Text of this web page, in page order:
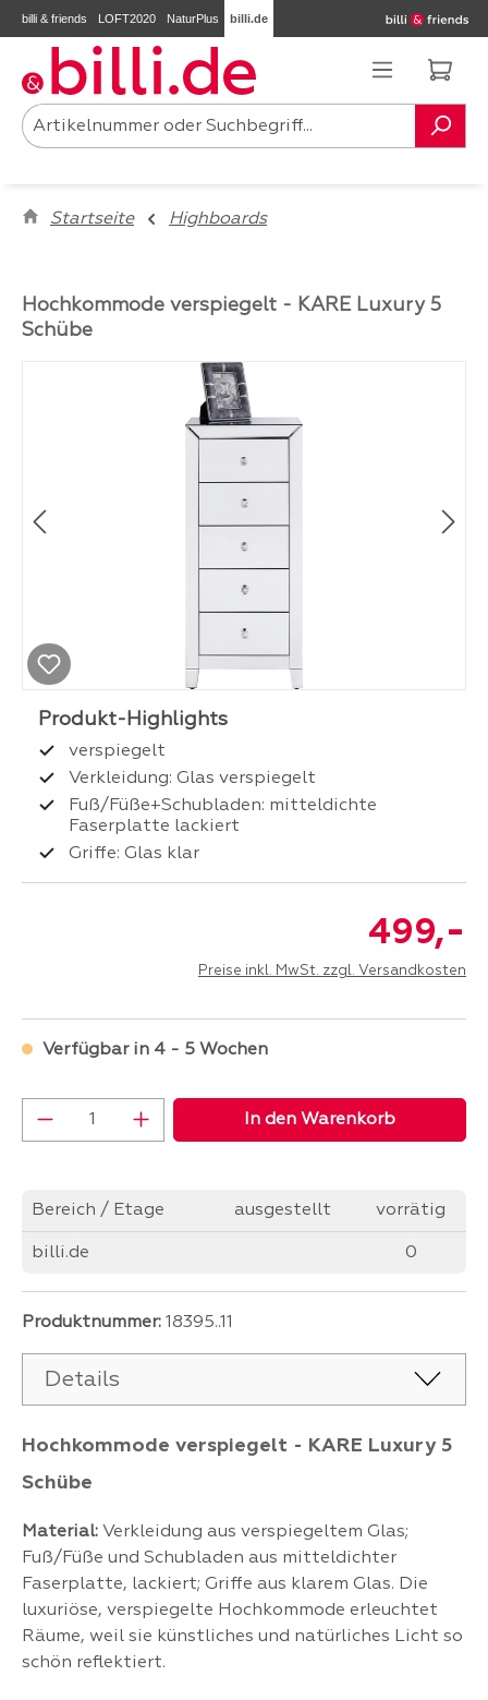
Zum Hauptinhalt springen
billi & friends LOFT2020 NaturPlus billi.de
Startseite Highboards
Bildergalerie überspringen
Hochkommode verspiegelt - KARE Luxury 5
Schübe
verspiegelt
Verkleidung: Glas verspiegelt
Fuß/Füße+Schubladen: mitteldichte
Faserplatte lackiert
Griffe: Glas klar
499,-
Preise inkl. MwSt. zzgl. Versandkosten
Verfügbar in 4 - 5 Wochen
Produkt Anzahl: Gib den gewünschten
In den Warenkorb
Bereich / Etage ausgestellt vorrätig
billi.de 0
Produktnummer: 18395..11
Details
Hochkommode verspiegelt - KARE Luxury 5
Schübe
Material: Verkleidung aus verspiegeltem Glas;
Fuß/Füße und Schubladen aus mitteldichter
Faserplatte, lackiert; Griffe aus klarem Glas. Die
luxuriöse, verspiegelte Hochkommode erleuchtet
Räume, weil sie künstliches und natürliches Licht so
schön reflektiert.